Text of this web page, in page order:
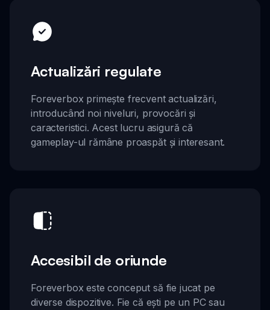
Actualizări regulate
Foreverbox primește frecvent actualizări,
introducând noi niveluri, provocări și
caracteristici. Acest lucru asigură că
gameplay-ul rămâne proaspăt și interesant.
Accesibil de oriunde
Foreverbox este conceput să fie jucat pe
diverse dispozitive. Fie că ești pe un PC sau